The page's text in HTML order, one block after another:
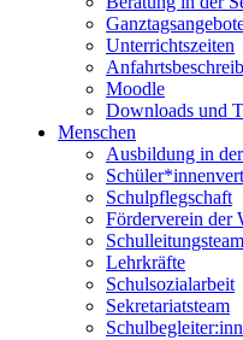
Unterrichtszeiten
Moodle
Downloads und
Menschen
Ausbildung in
Schulpflegschaft
Förderverein der
Schulleitungsteam
Lehrkräfte
Schulsozialarbeit
Sekretariatsteam